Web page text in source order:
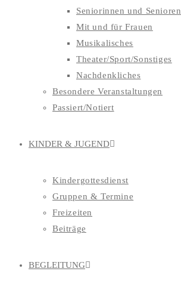
Seniorinnen und Senioren
Mit und für Frauen
Musikalisches
Theater/Sport/Sonstiges
Nachdenkliches
Besondere Veranstaltungen
Passiert/Notiert
KINDER & JUGEND
Kindergottesdienst
Gruppen & Termine
Freizeiten
Beiträge
BEGLEITUNG